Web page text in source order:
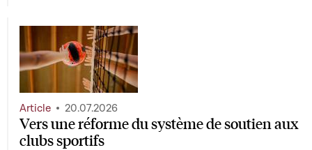
Vers une réforme du système de soutien aux
clubs sportifs
Article 20.07.2026